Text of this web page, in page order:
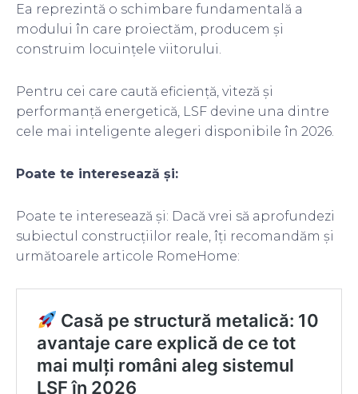
Ea reprezintă o schimbare fundamentală a
modului în care proiectăm, producem și
construim locuințele viitorului.
Pentru cei care caută eficiență, viteză și
performanță energetică, LSF devine una dintre
cele mai inteligente alegeri disponibile în 2026.
Poate te interesează și:
Poate te interesează și: Dacă vrei să aprofundezi
subiectul construcțiilor reale, îți recomandăm și
următoarele articole RomeHome: